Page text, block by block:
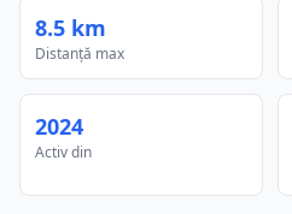
8.5 km
Distanță max
2024
Activ din